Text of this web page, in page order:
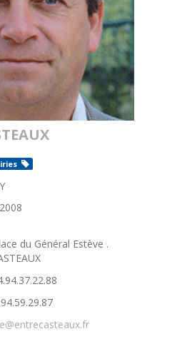
2008
du Général Estève .